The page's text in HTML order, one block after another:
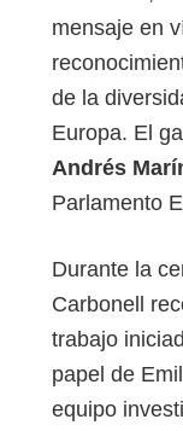
mensaje en
de la
Europa. El
Andrés
Parlamento
Durante la
Carbonell
trabajo
papel de
equipo